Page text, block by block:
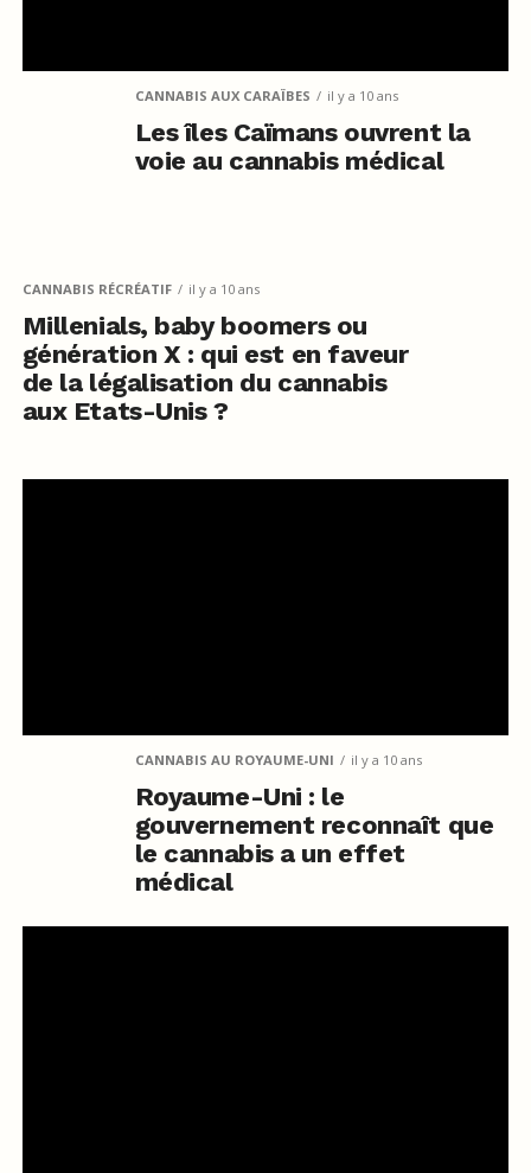
CANNABIS AUX CARAÏBES il y a 10 ans
Les îles Caïmans ouvrent la
voie au cannabis médical
CANNABIS RÉCRÉATIF il y a 10 ans
Millenials, baby boomers ou
génération X : qui est en faveur
de la légalisation du cannabis
aux Etats-Unis ?
CANNABIS AU ROYAUME-UNI il y a 10 ans
Royaume-Uni : le
gouvernement reconnaît que
le cannabis a un effet
médical